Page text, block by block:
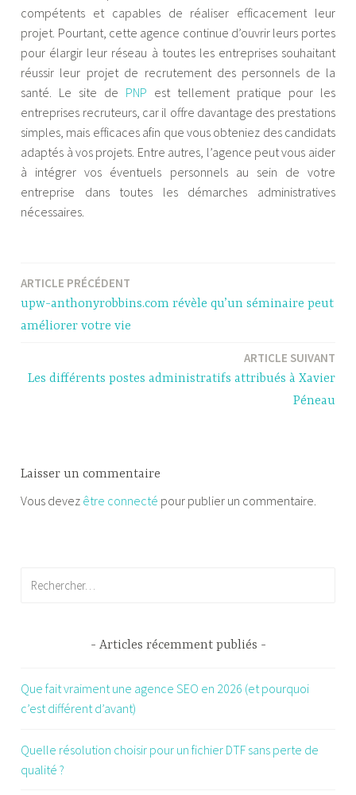
compétents et capables de réaliser efficacement leur
projet. Pourtant, cette agence continue d’ouvrir leurs portes
pour élargir leur réseau à toutes les entreprises souhaitant
réussir leur projet de recrutement des personnels de la
santé. Le site de PNP est tellement pratique pour les
entreprises recruteurs, car il offre davantage des prestations
simples, mais efficaces afin que vous obteniez des candidats
adaptés à vos projets. Entre autres, l’agence peut vous aider
à intégrer vos éventuels personnels au sein de votre
entreprise dans toutes les démarches administratives
nécessaires.
Navigation
de
ARTICLE PRÉCÉDENT
upw-anthonyrobbins.com révèle qu’un séminaire peut
améliorer votre vie
ARTICLE SUIVANT
Les différents postes administratifs attribués à Xavier
Péneau
Laisser un commentaire
Vous devez être connecté pour publier un commentaire.
Articles récemment publiés
Que fait vraiment une agence SEO en 2026 (et pourquoi
c’est différent d’avant)
Quelle résolution choisir pour un fichier DTF sans perte de
qualité ?